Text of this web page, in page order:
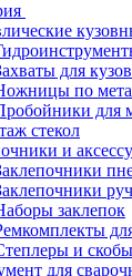
для
по
для
стекол
и
заклепок
и скобы
для